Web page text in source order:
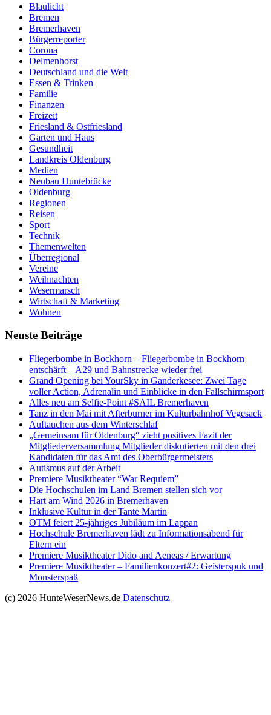
Blaulicht
Bremen
Bremerhaven
Bürgerreporter
Corona
Delmenhorst
Deutschland und die Welt
Essen & Trinken
Familie
Finanzen
Freizeit
Friesland & Ostfriesland
Garten und Haus
Gesundheit
Landkreis Oldenburg
Medien
Neubau Huntebrücke
Oldenburg
Regionen
Reisen
Sport
Technik
Themenwelten
Überregional
Vereine
Weihnachten
Wesermarsch
Wirtschaft & Marketing
Wohnen
Neuste Beiträge
Fliegerbombe in Bockhorn – Fliegerbombe in Bockhorn
entschärft – A29 und Bahnstrecke wieder frei
Grand Opening bei YourSky in Ganderkesee: Zwei Tage
voller Action, Adrenalin und Einblicke in den Fallschirmsport
Alles neu am Selfie-Point #SAIL Bremerhaven
Tanz in den Mai mit Afterburner im Kulturbahnhof Vegesack
Auftauchen aus dem Winterschlaf
„Gemeinsam für Oldenburg“ zieht positives Fazit der
Mitgliederversammlung Mitglieder diskutierten mit den drei
Kandidaten für das Amt des Oberbürgermeisters
Autismus auf der Arbeit
Premiere Musiktheater “War Requiem”
Die Hochschulen im Land Bremen stellen sich vor
Hart am Wind 2026 in Bremerhaven
Inklusive Kultur in der Tante Martin
OTM feiert 25-jähriges Jubiläum im Lappan
Hochschule Bremerhaven lädt zu Informationsabend für
Eltern ein
Premiere Musiktheater Dido and Aeneas / Erwartung
Premiere Musiktheater – Familienkonzert#2: Geisterspuk und
Monsterspaß
(c) 2026 HunteWeserNews.de Datenschutz